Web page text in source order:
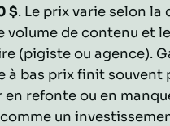
$. Le prix varie selon la
volume de contenu et
(pigiste ou agence).
à bas prix finit souvent
en refonte ou en
un